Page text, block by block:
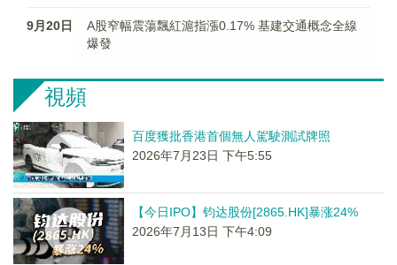
9月20日
A股窄幅震蕩飄紅滬指漲0.17% 基建交通概念全線
爆發
視頻
百度獲批香港首個無人駕駛測試牌照
2026年7月23日 下午5:55
【今日IPO】钧达股份[2865.HK]暴涨24%
2026年7月13日 下午4:09